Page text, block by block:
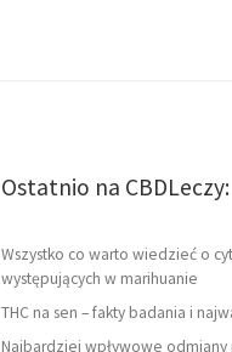
Ostatnio na CBDLeczy:
Wszystko co warto wiedzieć o
występujących w marihuanie
THC na sen – fakty badania i
Najbardziej wpływowe odmiany